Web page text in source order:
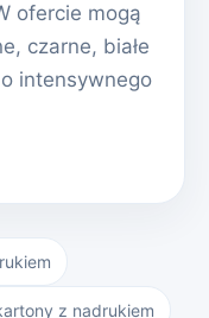
ofercie mogą
czarne, białe
intensywnego
z nadrukiem